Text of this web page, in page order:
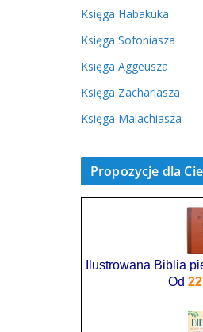
Księga Habakuka
Księga Sofoniasza
Księga Aggeusza
Księga Zachariasza
Księga Malachiasza
Propozycje dla
Od